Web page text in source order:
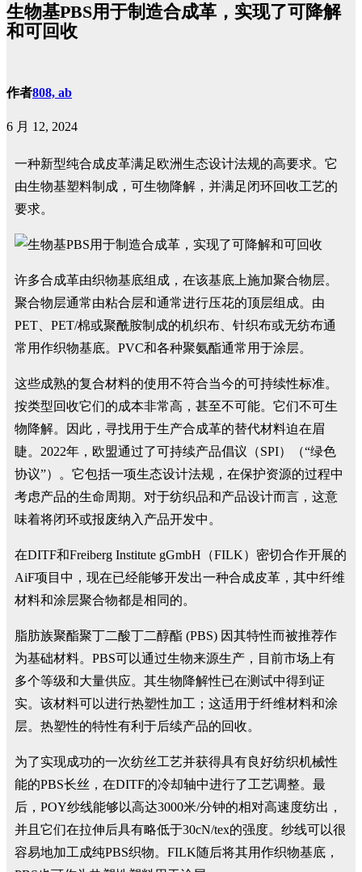
生物基PBS用于制造合成革，实现了可降解
和可回收
作者808, ab
6 月 12, 2024
一种新型纯合成皮革满足欧洲生态设计法规的高要求。它
由生物基塑料制成，可生物降解，并满足闭环回收工艺的
要求。
许多合成革由织物基底组成，在该基底上施加聚合物层。
聚合物层通常由粘合层和通常进行压花的顶层组成。由
PET、PET/棉或聚酰胺制成的机织布、针织布或无纺布通
常用作织物基底。PVC和各种聚氨酯通常用于涂层。
这些成熟的复合材料的使用不符合当今的可持续性标准。
按类型回收它们的成本非常高，甚至不可能。它们不可生
物降解。因此，寻找用于生产合成革的替代材料迫在眉
睫。2022年，欧盟通过了可持续产品倡议（SPI）（“绿色
协议”）。它包括一项生态设计法规，在保护资源的过程中
考虑产品的生命周期。对于纺织品和产品设计而言，这意
味着将闭环或报废纳入产品开发中。
在DITF和Freiberg Institute gGmbH（FILK）密切合作开展的
AiF项目中，现在已经能够开发出一种合成皮革，其中纤维
材料和涂层聚合物都是相同的。
脂肪族聚酯聚丁二酸丁二醇酯 (PBS) 因其特性而被推荐作
为基础材料。PBS可以通过生物来源生产，目前市场上有
多个等级和大量供应。其生物降解性已在测试中得到证
实。该材料可以进行热塑性加工；这适用于纤维材料和涂
层。热塑性的特性有利于后续产品的回收。
为了实现成功的一次纺丝工艺并获得具有良好纺织机械性
能的PBS长丝，在DITF的冷却轴中进行了工艺调整。最
后，POY纱线能够以高达3000米/分钟的相对高速度纺出，
并且它们在拉伸后具有略低于30cN/tex的强度。纱线可以很
容易地加工成纯PBS织物。FILK随后将其用作织物基底，